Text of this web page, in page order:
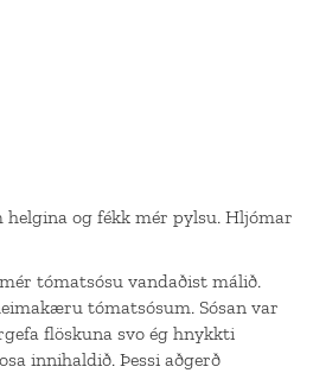
helgina og fékk mér pylsu. Hljómar
tómatsósu vandaðist málið.
tómatsósum. Sósan var
flöskuna svo ég hnykkti
innihaldið. Þessi aðgerð